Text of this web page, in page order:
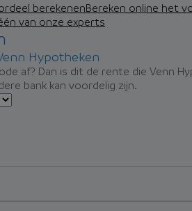
berekenenBereken online het
van onze experts
Hypotheken
af? Dan is dit de rente die Venn
bank kan voordelig zijn.